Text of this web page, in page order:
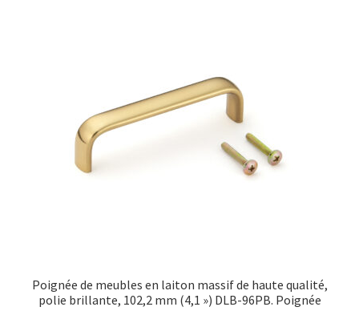
Poignée de meubles en laiton massif de haute qualité,
polie brillante, 102,2 mm (4,1 ») DLB-96PB. Poignée